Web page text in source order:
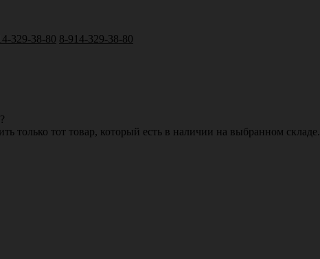
329-38-80 8-914-329-38-80
только тот товар, который есть в наличии на выбранном складе.